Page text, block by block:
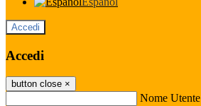
Accedi
Accedi
button close ×
Nome Utente